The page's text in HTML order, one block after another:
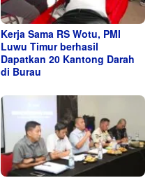
Kerja Sama RS Wotu, PMI
Luwu Timur berhasil
Dapatkan 20 Kantong Darah
di Burau